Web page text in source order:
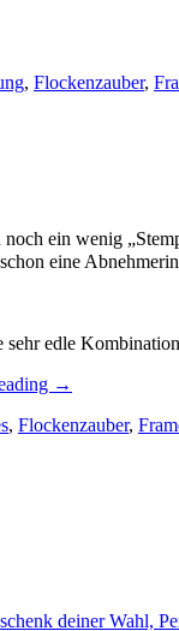
, Flockenzauber,
ein wenig
eine
sehr edle
„Ein
für
→
, Flockenzauber,